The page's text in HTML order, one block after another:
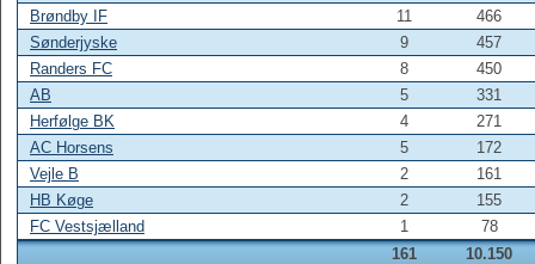
Brøndby IF
11
466
Sønderjyske
9
457
Randers FC
8
450
AB
5
331
Herfølge BK
4
271
AC Horsens
5
172
Vejle B
2
161
HB Køge
2
155
FC Vestsjælland
1
78
161
10.150